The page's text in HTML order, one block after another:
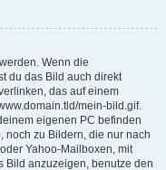
Wenn die
du das Bild auch direkt
das auf einem
mein-bild.gif.
eigenen PC befinden
noch zu Bildern, die nur nach
Yahoo-Mailboxen, mit
Bild anzuzeigen, benutze den